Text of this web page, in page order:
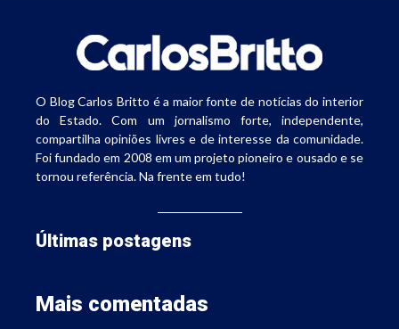
O Blog Carlos Britto é a maior fonte de notícias do interior
do Estado. Com um jornalismo forte, independente,
compartilha opiniões livres e de interesse da comunidade.
Foi fundado em 2008 em um projeto pioneiro e ousado e se
tornou referência. Na frente em tudo!
Últimas postagens
Mais comentadas